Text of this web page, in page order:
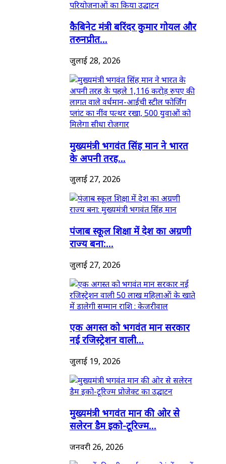
कैबिनेट मंत्री बरिंदर कुमार गोयल और
तरुनप्रीत...
जुलाई 28, 2026
मुख्यमंत्री भगवंत सिंह मान ने भारत
के अपनी तरह...
जुलाई 27, 2026
पंजाब स्कूल शिक्षा में देश का अग्रणी
राज्य बना:...
जुलाई 27, 2026
एक अगस्त को भगवंत मान सरकार
नई रजिस्ट्रेशन वाली...
जुलाई 19, 2026
मुख्यमंत्री भगवंत मान की ओर से
सलेरन डैम इको-टूरिज्म...
जनवरी 26, 2026